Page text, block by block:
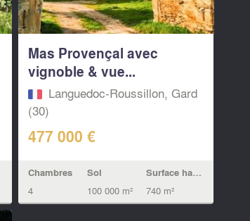
Mas Provençal avec
vignoble & vue...
Languedoc-Roussillon, Gard
(30)
477 000 €
Chambres
4
Sol
100 000 m²
Surface habitable
740 m²